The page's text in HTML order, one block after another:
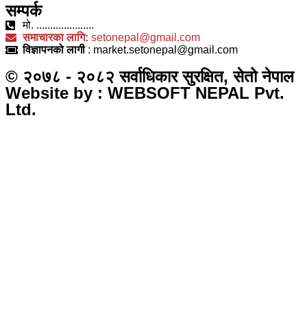
सम्पर्क
मो. .....................
समाचारका लागि: setonepal@gmail.com
विज्ञापनको लागी : market.setonepal@gmail.com
© २०७८ - २०८२ सर्वाधिकार सुरक्षित, सेतो नेपाल
Website by : WEBSOFT NEPAL Pvt.
Ltd.